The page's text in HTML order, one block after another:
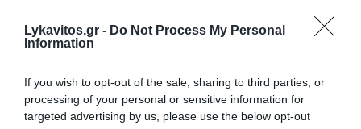
Lykavitos.gr - Do Not Process My Personal
Information
If you wish to opt-out of the sale, sharing to third parties, or
processing of your personal or sensitive information for
targeted advertising by us, please use the below opt-out